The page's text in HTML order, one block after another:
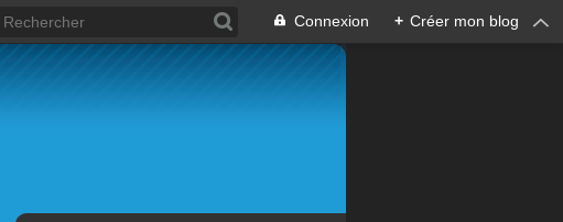
Connexion + Créer mon blog